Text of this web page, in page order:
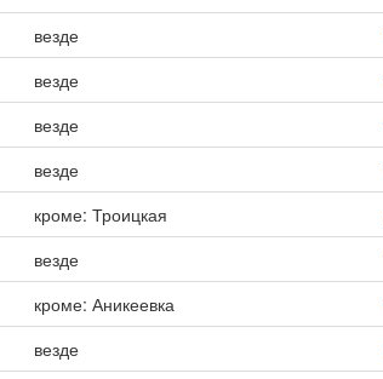
везде
везде
везде
везде
кроме: Троицкая
везде
кроме: Аникеевка
везде